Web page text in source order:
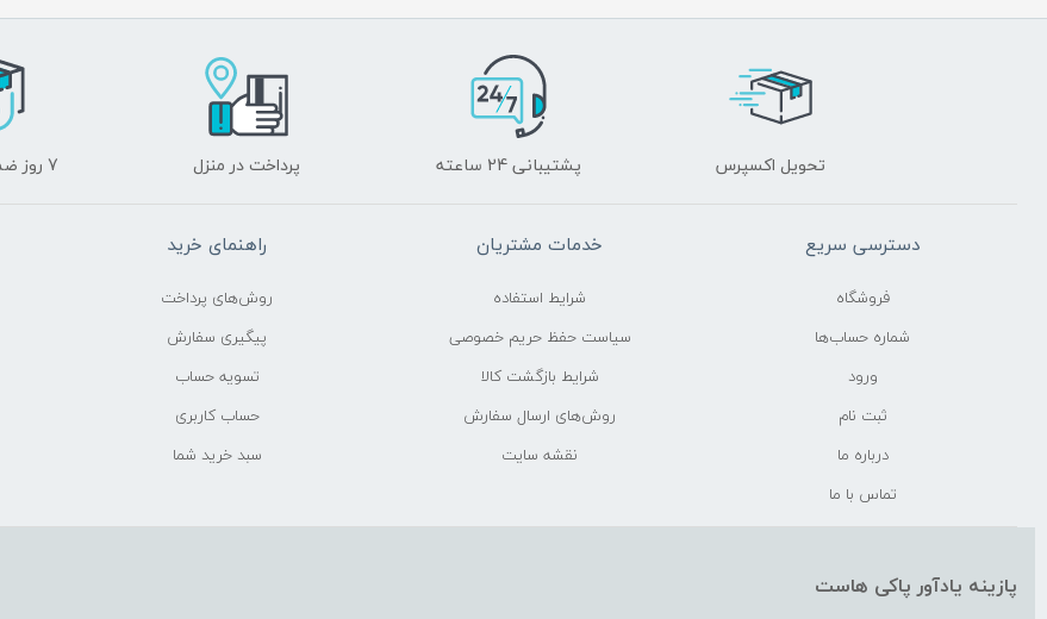
تحویل اکسپرس پشتیبانی 24 ساعته پرداخت در منزل 7 روز ضمانت برگشت
دسترسی سریع
فروشگاه
شماره حساب‌ها
ورود
ثبت نام
درباره ما
تماس با ما
خدمات مشتریان
شرایط استفاده
سیاست حفظ حریم خصوصی
شرایط بازگشت کالا
روش‌های ارسال سفارش
نقشه سایت
راهنمای خرید
روش‌های پرداخت
پیگیری سفارش
تسویه حساب
حساب کاربری
سبد خرید شما
پازینه یادآور پاکی هاست